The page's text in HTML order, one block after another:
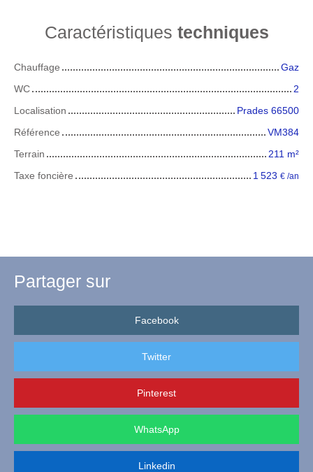
Caractéristiques techniques
Chauffage
Gaz
WC
2
Localisation
Prades 66500
Référence
VM384
Terrain
211 m²
Taxe foncière
1 523 € /an
Partager sur
Facebook
Twitter
Pinterest
WhatsApp
Linkedin